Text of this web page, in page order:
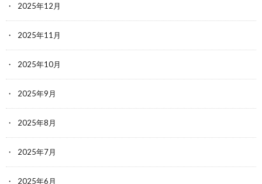
2025年12月
2025年11月
2025年10月
2025年9月
2025年8月
2025年7月
2025年6月